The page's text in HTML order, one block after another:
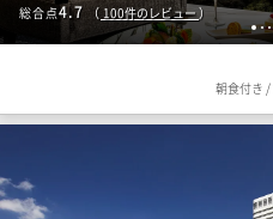
12
総合点4.7 （ 100件のレビュー）
朝食付き /